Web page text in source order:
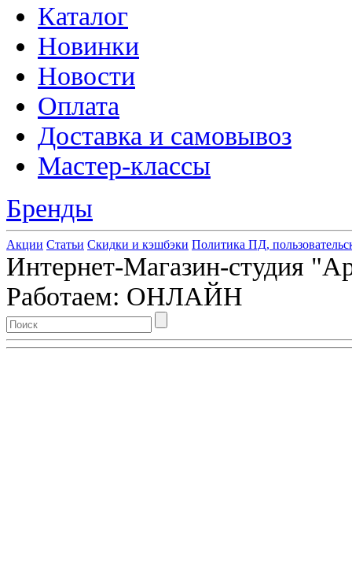
Каталог
Новинки
Новости
Оплата
Доставка и самовывоз
Мастер-классы
Бренды
Акции Статьи Скидки и кэшбэки Политика ПД,
Интернет-Магазин-студия
Работаем: ОНЛАЙН